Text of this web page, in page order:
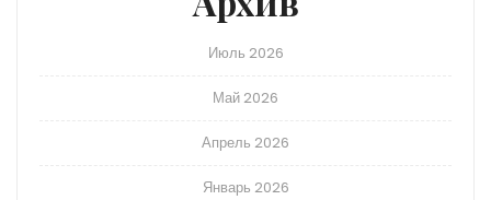
Июль 2026
Май 2026
Апрель 2026
Январь 2026